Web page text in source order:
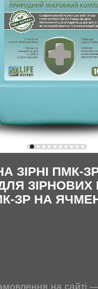
ЗІРНІ ПМК-
ДЛЯ
ЗР НА
на сайті